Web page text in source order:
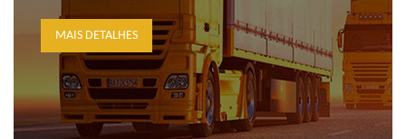
MAIS DETALHES